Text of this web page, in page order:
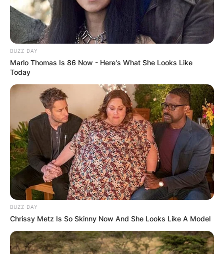
BUZZ DAY
Marlo Thomas Is 86 Now - Here's What She Looks Like
Today
BUZZ DAY
Chrissy Metz Is So Skinny Now And She Looks Like A Model